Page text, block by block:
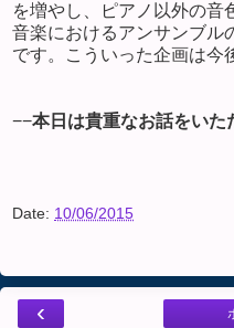
を増やし、ピアノ以外の音
音楽におけるアンサンブル
です。こういった企画は今
−−本日は貴重なお話をいた
Date: 10/06/2015
‹